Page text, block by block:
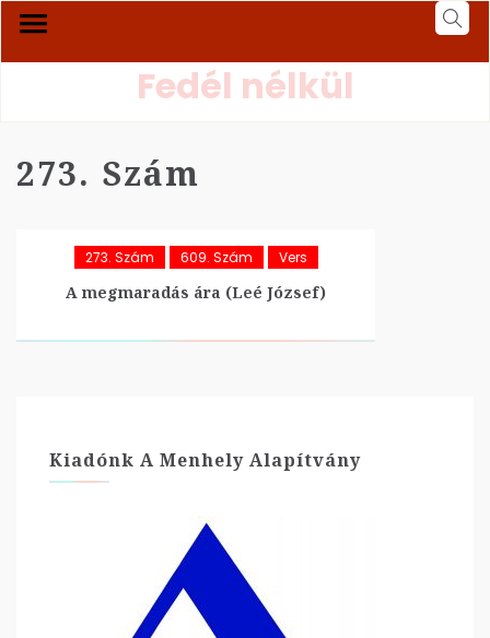
Fedél nélkül
273. Szám
273. Szám 609. Szám Vers
A megmaradás ára (Leé József)
Kiadónk A Menhely Alapítvány